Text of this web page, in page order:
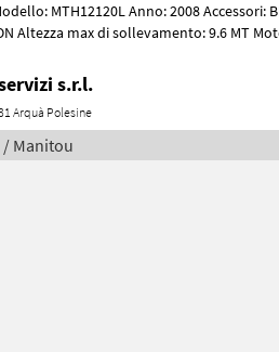
MTH12120L Anno: 2008 Accessori: BLOCCO
Altezza max di sollevamento: 9.6 MT
s.r.l.
Arquà Polesine
/ Manitou